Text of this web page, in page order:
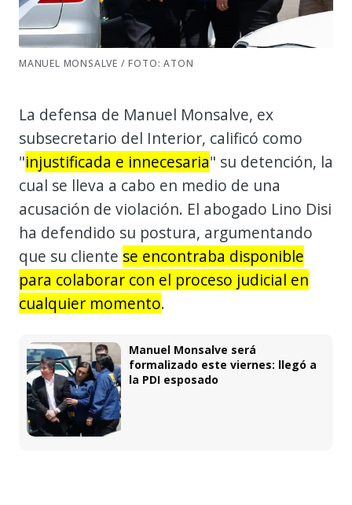
MANUEL MONSALVE / FOTO: ATON
La defensa de Manuel Monsalve, ex
subsecretario del Interior, calificó como
"injustificada e innecesaria" su detención, la
cual se lleva a cabo en medio de una
acusación de violación. El abogado Lino Disi
ha defendido su postura, argumentando
que su cliente se encontraba disponible
para colaborar con el proceso judicial en
cualquier momento.
Manuel Monsalve será
formalizado este viernes: llegó a
la PDI esposado